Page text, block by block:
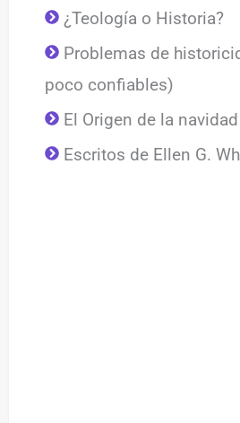
¿Teología o Historia?
Problemas de
poco confiables)
El Origen de la
Escritos de Ellen G.